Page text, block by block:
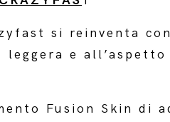
si reinventa
e
Fusion Skin di